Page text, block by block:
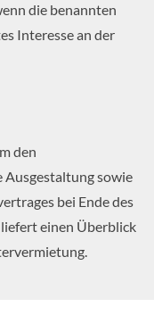
die benannten
Interesse an der
den
Ausgestaltung sowie
bei Ende des
liefert einen Überblick